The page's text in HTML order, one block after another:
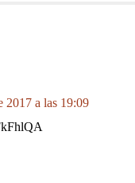
2017 a las 19:09